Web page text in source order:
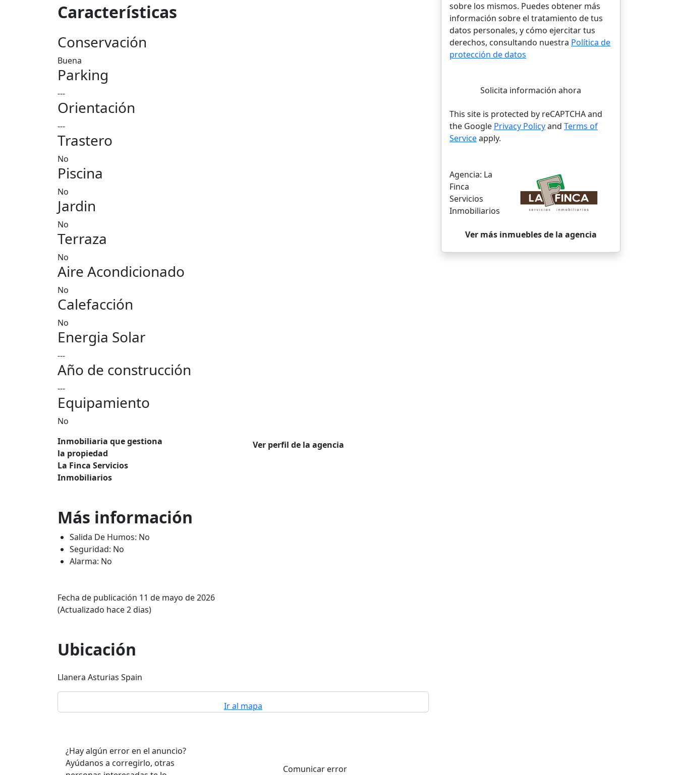
Características
Conservación
Buena
Parking
---
Orientación
---
Trastero
No
Piscina
No
Jardin
No
Terraza
No
Aire Acondicionado
No
Calefacción
No
Energia Solar
---
Año de construcción
---
Equipamiento
No
Inmobiliaria que gestiona
la propiedad
La Finca Servicios
Inmobiliarios
Ver perfil de la agencia
Más información
Salida De Humos: No
Seguridad: No
Alarma: No
Fecha de publicación 11 de mayo de 2026
(Actualizado hace 2 dias)
Ubicación
Llanera Asturias Spain
Ir al mapa
¿Hay algún error en el anuncio?
Ayúdanos a corregirlo, otras
Comunicar error
sobre los mismos. Puedes obtener más
información sobre el tratamiento de tus
datos personales, y cómo ejercitar tus
derechos, consultando nuestra Política de
protección de datos
Solicita información ahora
This site is protected by reCAPTCHA and
the Google Privacy Policyand Terms of
Serviceapply.
Agencia: La
Finca
Servicios
Inmobiliarios
Ver más inmuebles de la agencia